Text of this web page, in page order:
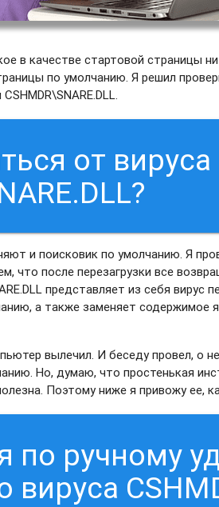
в качестве стартовой страницы
по умолчанию. Я решил
от вируса
и поисковик по умолчанию. Я
что после перезагрузки все
представляет из себя
а также заменяет содержимое
вылечил. И беседу провел, о
Но, думаю, что простенькая
Поэтому ниже я привожу ее,
по ручному
вируса